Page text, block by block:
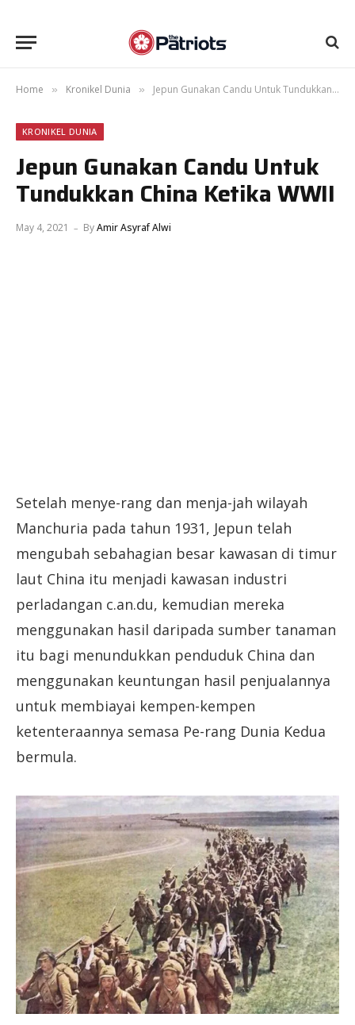
Home » Kronikel Dunia » Jepun Gunakan Candu Untuk Tundukkan China Ketika WWII
KRONIKEL DUNIA
Jepun Gunakan Candu Untuk
Tundukkan China Ketika WWII
May 4, 2021 ByAmir Asyraf Alwi
Setelah menye-rang dan menja-jah wilayah
Manchuria pada tahun 1931, Jepun telah
mengubah sebahagian besar kawasan di timur
laut China itu menjadi kawasan industri
perladangan c.an.du, kemudian mereka
menggunakan hasil daripada sumber tanaman
itu bagi menundukkan penduduk China dan
menggunakan keuntungan hasil penjualannya
untuk membiayai kempen-kempen
ketenteraannya semasa Pe-rang Dunia Kedua
bermula.